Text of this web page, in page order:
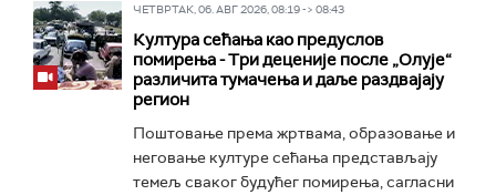
ЧЕТВРТАК, 06. АВГ 2026, 08:19 -> 08:43
Култура сећања као предуслов
помирења ­- Три деценије после „Олује“
различита тумачења и даље раздвајају
регион
Поштовање према жртвама, образовање и
неговање културе сећања представљају
темељ сваког будућег помирења, сагласни